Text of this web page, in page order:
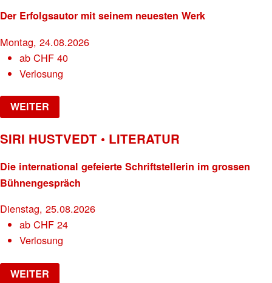
Der Erfolgsautor mit seinem neuesten Werk
Montag, 24.08.2026
abCHF 40
Verlosung
WEITER
SIRI HUSTVEDT • LITERATUR
Die international gefeierte Schriftstellerin im grossen
Bühnengespräch
Dienstag, 25.08.2026
abCHF 24
Verlosung
WEITER